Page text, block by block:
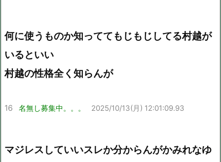
何に使うものか知っててもじもじしてる村越が
いるといい
村越の性格全く知らんが
16 名無し募集中。。。 2025/10/13(月) 12:01:09.93
マジレスしていいスレか分からんがかみれなゆ